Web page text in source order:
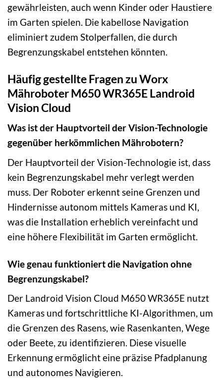
gewährleisten, auch wenn Kinder oder Haustiere
im Garten spielen. Die kabellose Navigation
eliminiert zudem Stolperfallen, die durch
Begrenzungskabel entstehen könnten.
Häufig gestellte Fragen zu Worx
Mähroboter M650 WR365E Landroid
Vision Cloud
Was ist der Hauptvorteil der Vision-Technologie
gegenüber herkömmlichen Mährobotern?
Der Hauptvorteil der Vision-Technologie ist, dass
kein Begrenzungskabel mehr verlegt werden
muss. Der Roboter erkennt seine Grenzen und
Hindernisse autonom mittels Kameras und KI,
was die Installation erheblich vereinfacht und
eine höhere Flexibilität im Garten ermöglicht.
Wie genau funktioniert die Navigation ohne
Begrenzungskabel?
Der Landroid Vision Cloud M650 WR365E nutzt
Kameras und fortschrittliche KI-Algorithmen, um
die Grenzen des Rasens, wie Rasenkanten, Wege
oder Beete, zu identifizieren. Diese visuelle
Erkennung ermöglicht eine präzise Pfadplanung
und autonomes Navigieren.